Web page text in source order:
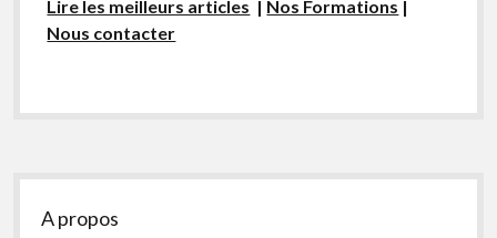
Lire les meilleurs articles | Nos Formations |
Nous contacter
Sidebar
A propos